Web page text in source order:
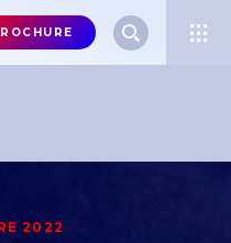
de commerce post-bac
2022